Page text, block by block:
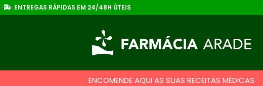
ENTREGAS RÁPIDAS EM 24/48H ÚTEIS
ENCOMENDE AQUI AS SUAS RECEITAS MÉDICAS